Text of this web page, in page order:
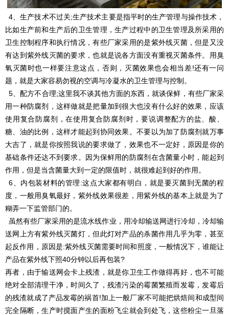
4、生产技术不过关;生产技术主要是指平时的生产管理与操作技术，
比如生产前和生产后的卫生管理，生产过程中的卫生管理及所采用的
卫生控制程序和执行情况，有些厂家采用的是紫外线灭菌，但是又没
有达到紫外线灭菌的要求，也就是说各方面没有重视灭菌条件。用臭
氧灭菌时也一样要注意这点，否则，灭菌效果也会相当差!还有一问
题，就是大家容易勿视的空调与冷凝水的卫生管理与控制。
5、配方不合理;这里我不谈其他方面的东西，就谈保鲜，有些厂家采
用一种防腐剂，这样做就是把量加到很大也没有什么好的效果，应该
使用复合防腐剂，在使用复合防腐剂时，要说调整配方的盐、酸、
糖、油的比例，这样才能起到协同效果。不要以为加了防腐剂就万事
大吉了，就是你按照我说的要求做了，效果也不一定好，原因是你的
基础条件还达不到要求。因为保鲜用的防腐剂在含菌量小时，能起到
作用，但是当含菌量大到一定的限值时，就很难起到好的作用。
6、内包装材料的管理:这点大家都有明白，就是要灭菌到无菌的程
度，一般用臭氧最好，紫外线效果很差，用紫外线的基本上就是为了
糊弄一下监管部门的。
虽然有些厂家采用的是流水线作业，用冷却输送网进行冷却，冷却输
送网上方有紫外线灭菌灯，但此灯对产品的杀菌作用几乎为零，甚至
起反作用，原因是:紫外线灭菌需要时间和照度，一般情况下，谁能让
产品在紫外线下照40分钟以后再包装?
再者，由于输送网会卡上残渣，就是你卫生工作做得再好，也不可能
绝对全部清理干净，时间久了，残渣污染的霉菌繁殖而发霉，发霉后
的残渣就成了产品发霉的祸首!加上一般厂家不可能把烘焙间和成型间
完全隔断，生产时搅面产生的面粉飞尘就会到处飞，这些粉尘一旦落